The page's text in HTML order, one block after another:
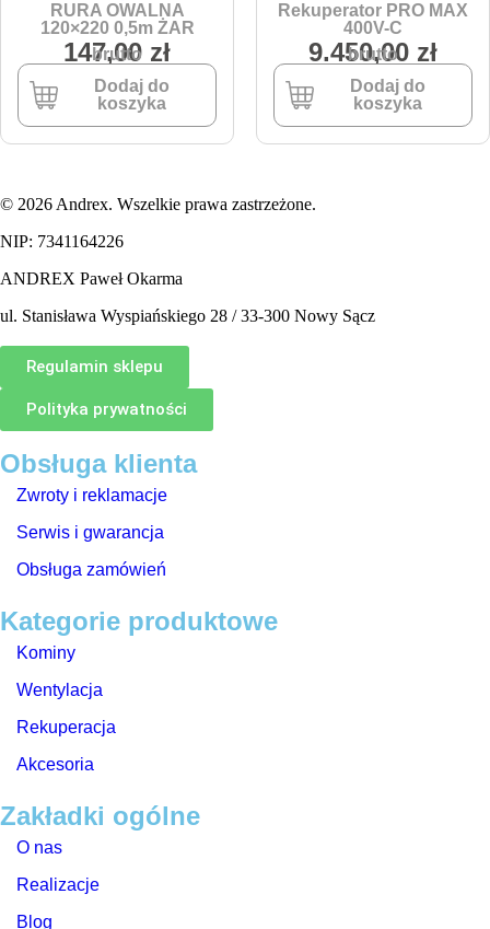
RURA OWALNA
120×220 0,5m ŻAR
147,00 zł
brutto
Dodaj do
koszyka
Rekuperator PRO MAX
400V-C
9.450,00 zł
brutto
Dodaj do
koszyka
© 2026 Andrex. Wszelkie prawa zastrzeżone.
NIP: 7341164226
ANDREX Paweł Okarma
ul. Stanisława Wyspiańskiego 28 / 33-300 Nowy Sącz
Regulamin sklepu
Polityka prywatności
Obsługa klienta
Zwroty i reklamacje
Serwis i gwarancja
Obsługa zamówień
Kategorie produktowe
Kominy
Wentylacja
Rekuperacja
Akcesoria
Zakładki ogólne
O nas
Realizacje
Blog